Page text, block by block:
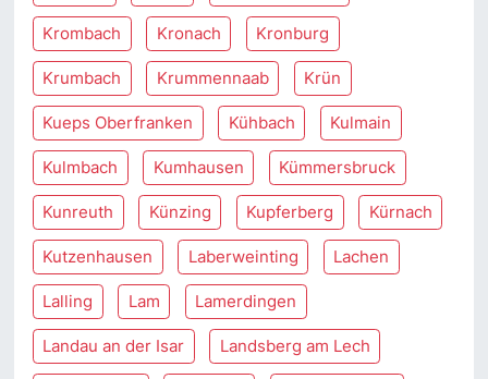
Krombach Kronach Kronburg
Krumbach Krummennaab Krün
Kueps Oberfranken Kühbach Kulmain
Kulmbach Kumhausen Kümmersbruck
Kunreuth Künzing Kupferberg Kürnach
Kutzenhausen Laberweinting Lachen
Lalling Lam Lamerdingen
Landau an der Isar Landsberg am Lech